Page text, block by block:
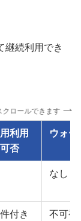
継続利用でき
クロールできます
利用
否
ウォー
なし
付き
不可視